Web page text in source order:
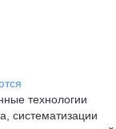
технологии
систематизации